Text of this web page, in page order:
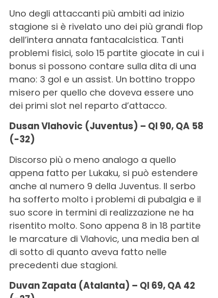
Uno degli attaccanti più ambiti ad inizio
stagione si è rivelato uno dei più grandi flop
dell’intera annata fantacalcistica. Tanti
problemi fisici, solo 15 partite giocate in cui i
bonus si possono contare sulla dita di una
mano: 3 gol e un assist. Un bottino troppo
misero per quello che doveva essere uno
dei primi slot nel reparto d’attacco.
Dusan Vlahovic (Juventus) – QI 90, QA 58
(-32)
Discorso più o meno analogo a quello
appena fatto per Lukaku, si può estendere
anche al numero 9 della Juventus. Il serbo
ha sofferto molto i problemi di pubalgia e il
suo score in termini di realizzazione ne ha
risentito molto. Sono appena 8 in 18 partite
le marcature di Vlahovic, una media ben al
di sotto di quanto aveva fatto nelle
precedenti due stagioni.
Duvan Zapata (Atalanta) – QI 69, QA 42